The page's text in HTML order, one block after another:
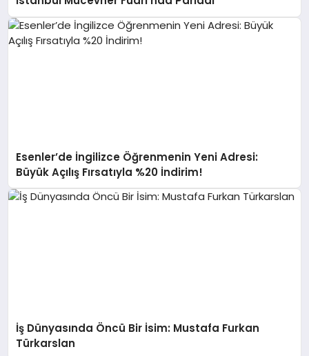
Esenler’de İngilizce Öğrenmenin Yeni Adresi:
Büyük Açılış Fırsatıyla %20 İndirim!
İş Dünyasında Öncü Bir İsim: Mustafa Furkan
Türkarslan